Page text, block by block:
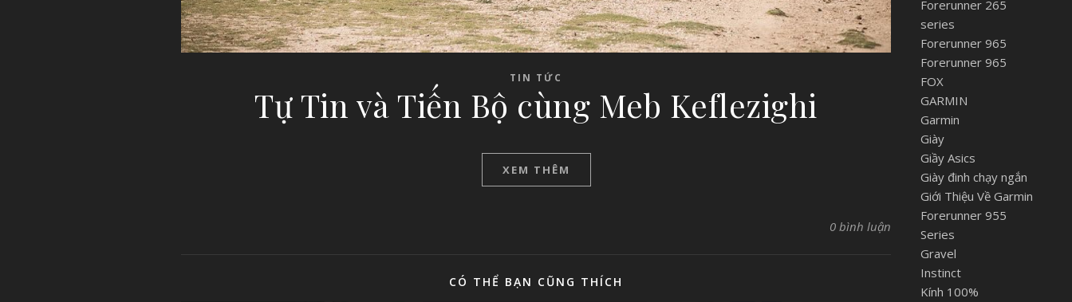
TIN TỨC
Tự Tin và Tiến Bộ cùng Meb Keflezighi
XEM THÊM
0 bình luận
CÓ THỂ BẠN CŨNG THÍCH
Forerunner 265
series
Forerunner 965
Forerunner 965
FOX
GARMIN
Garmin
Giày
Giầy Asics
Giày đinh chạy ngắn
Giới Thiệu Về Garmin
Forerunner 955
Series
Gravel
Instinct
Kính 100%